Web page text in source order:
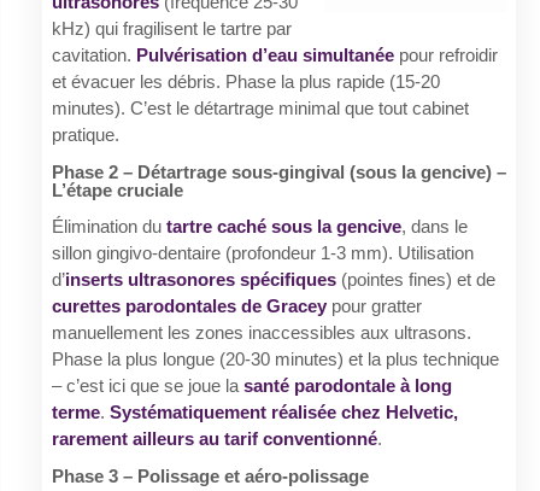
kHz) qui fragilisent le tartre par
cavitation. Pulvérisation d’eau simultanéepour refroidir
et évacuer les débris. Phase la plus rapide (15-20
minutes). C’est le détartrage minimal que tout cabinet
pratique.
Phase 2 – Détartrage sous-gingival (sous la gencive) –
L’étape cruciale
Élimination du tartre caché sous la gencive, dans le
sillon gingivo-dentaire (profondeur 1-3 mm). Utilisation
d’inserts ultrasonores spécifiques(pointes fines) et de
curettes parodontales de Graceypour gratter
manuellement les zones inaccessibles aux ultrasons.
Phase la plus longue (20-30 minutes) et la plus technique
– c’est ici que se joue la santé parodontale à long
terme. Systématiquement réalisée chez Helvetic,
rarement ailleurs au tarif conventionné.
Phase 3 – Polissage et aéro-polissage